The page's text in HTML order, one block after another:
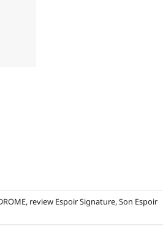
, review Espoir Signature,Son Espoir